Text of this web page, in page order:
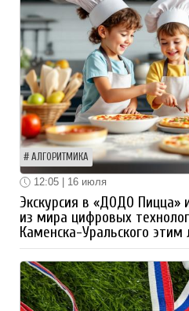
АЛГОРИТМИКА
12:05 | 16 июля
Экскурсия в «ДОДО Пицца»
из мира цифровых
Каменска-Уральского этим